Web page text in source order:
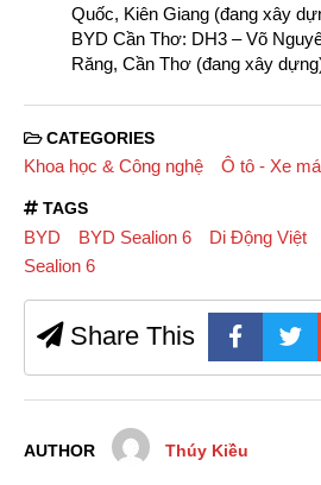
Quốc, Kiên Giang (đang xây
BYD Cần Thơ: DH3 – Võ
Răng, Cần Thơ (đang xây
CATEGORIES
Khoa học & Công nghệ Ô tô - Xe
TAGS
BYD BYD Sealion 6 Di Động Việt
Sealion 6
Share This
AUTHOR Thúy Kiều